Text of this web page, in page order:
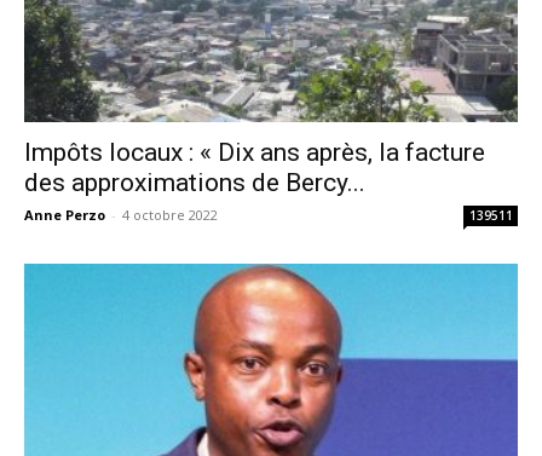
Impôts locaux : « Dix ans après, la facture
des approximations de Bercy...
Anne Perzo - 4 octobre 2022 139511